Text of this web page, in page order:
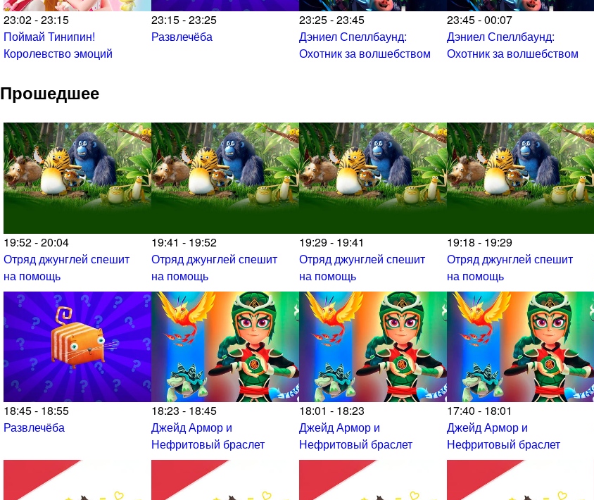
23:02 - 23:15
Поймай Тинипин!
Королевство эмоций
23:15 - 23:25
Развлечёба
23:25 - 23:45
Дэниел Спеллбаунд:
Охотник за волшебством
23:45 - 00:07
Дэниел Спеллбаунд:
Охотник за волшебством
Прошедшее
19:52 - 20:04
Отряд джунглей спешит
на помощь
19:41 - 19:52
Отряд джунглей спешит
на помощь
19:29 - 19:41
Отряд джунглей спешит
на помощь
19:18 - 19:29
Отряд джунглей спешит
на помощь
18:45 - 18:55
Развлечёба
18:23 - 18:45
Джейд Армор и
Нефритовый браслет
18:01 - 18:23
Джейд Армор и
Нефритовый браслет
17:40 - 18:01
Джейд Армор и
Нефритовый браслет